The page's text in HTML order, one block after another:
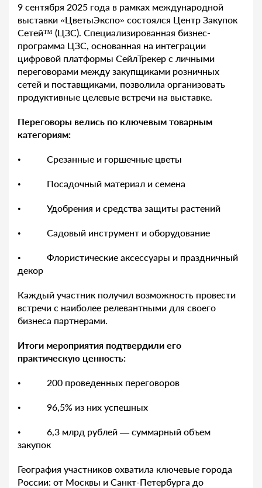
9 сентября 2025 года в рамках международной
выставки «ЦветыЭкспо» состоялся Центр Закупок
Сетей™ (ЦЗС). Специализированная бизнес-
программа ЦЗС, основанная на интеграции
цифровой платформы СейлТрекер с личными
переговорами между закупщиками розничных
сетей и поставщиками, позволила организовать
продуктивные целевые встречи на выставке.
Переговоры велись по ключевым товарным
категориям:
• Срезанные и горшечные цветы
• Посадочный материал и семена
• Удобрения и средства защиты растений
• Садовый инструмент и оборудование
• Флористические аксессуары и праздничный
декор
Каждый участник получил возможность провести
встречи с наиболее релевантными для своего
бизнеса партнерами.
Итоги мероприятия подтвердили его
практическую ценность:
• 200 проведенных переговоров
• 96,5% из них успешных
• 6,3 млрд рублей — суммарный объем
закупок
География участников охватила ключевые города
России: от Москвы и Санкт-Петербурга до